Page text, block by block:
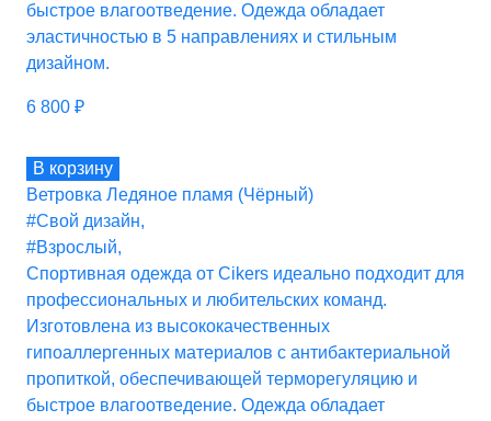
быстрое влагоотведение. Одежда обладает
эластичностью в 5 направлениях и стильным
дизайном.
6 800 ₽
В корзину
Ветровка Ледяное пламя (Чёрный)
#Свой дизайн,
#Взрослый,
Спортивная одежда от Cikers идеально подходит для
профессиональных и любительских команд.
Изготовлена из высококачественных
гипоаллергенных материалов с антибактериальной
пропиткой, обеспечивающей терморегуляцию и
быстрое влагоотведение. Одежда обладает